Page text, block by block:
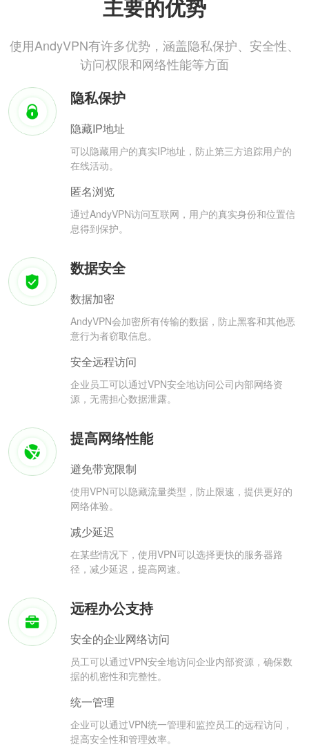
主要的优势
使用AndyVPN有许多优势，涵盖隐私保护、安全性、
访问权限和网络性能等方面
隐私保护
隐藏IP地址
可以隐藏用户的真实IP地址，防止第三方追踪用户的
在线活动。
匿名浏览
通过AndyVPN访问互联网，用户的真实身份和位置信
息得到保护。
数据安全
数据加密
AndyVPN会加密所有传输的数据，防止黑客和其他恶
意行为者窃取信息。
安全远程访问
企业员工可以通过VPN安全地访问公司内部网络资
源，无需担心数据泄露。
提高网络性能
避免带宽限制
使用VPN可以隐藏流量类型，防止限速，提供更好的
网络体验。
减少延迟
在某些情况下，使用VPN可以选择更快的服务器路
径，减少延迟，提高网速。
远程办公支持
安全的企业网络访问
员工可以通过VPN安全地访问企业内部资源，确保数
据的机密性和完整性。
统一管理
企业可以通过VPN统一管理和监控员工的远程访问，
提高安全性和管理效率。